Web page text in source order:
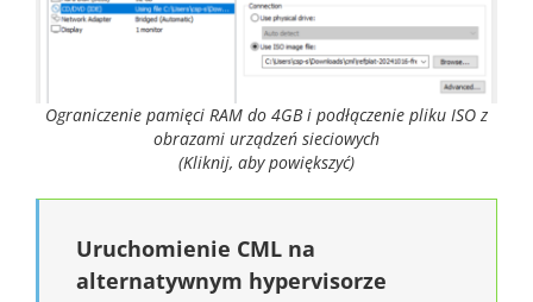
Ograniczenie pamięci RAM do 4GB i podłączenie pliku ISO z
obrazami urządzeń sieciowych
(Kliknij, aby powiększyć)
Uruchomienie CML na
alternatywnym hypervisorze